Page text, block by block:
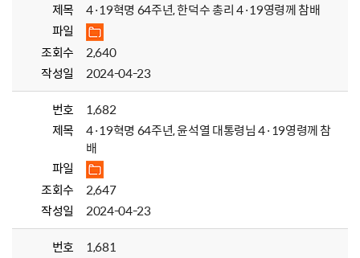
제목
4·19혁명 64주년, 한덕수 총리 4·19영령께 참배
파일
조회수
2,640
작성일
2024-04-23
번호
1,682
제목
4·19혁명 64주년, 윤석열 대통령님 4·19영령께 참
배
파일
조회수
2,647
작성일
2024-04-23
번호
1,681